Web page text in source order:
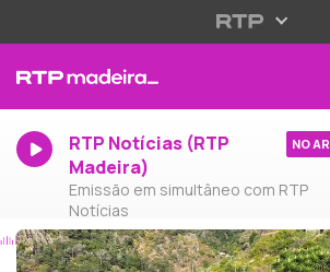
RTP Notícias (RTP
Madeira)
Emissão em simultâneo com RTP
Notícias
NO AR